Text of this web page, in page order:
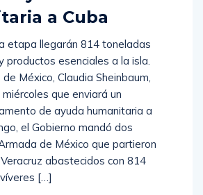
a Cuba
etapa llegarán 814 toneladas
productos esenciales a la isla.
México, Claudia Sheinbaum,
que enviará un
de ayuda humanitaria a
el Gobierno mandó dos
de México que partieron
abastecidos con 814
[…]